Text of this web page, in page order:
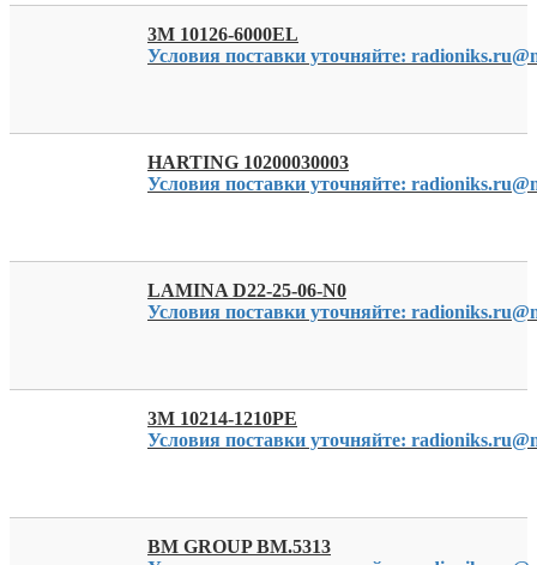
3M 10126-6000EL
Условия поставки уточняйте:
HARTING 10200030003
Условия поставки уточняйте:
LAMINA D22-25-06-N0
Условия поставки уточняйте:
3M 10214-1210PE
Условия поставки уточняйте:
BM GROUP BM.5313